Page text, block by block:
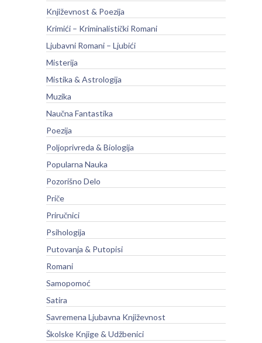
Književnost & Poezija
Krimići – Kriminalistički Romani
Ljubavni Romani – Ljubići
Misterija
Mistika & Astrologija
Muzika
Naučna Fantastika
Poezija
Poljoprivreda & Biologija
Popularna Nauka
Pozorišno Delo
Priče
Priručnici
Psihologija
Putovanja & Putopisi
Romani
Samopomoć
Satira
Savremena Ljubavna Književnost
Školske Knjige & Udžbenici